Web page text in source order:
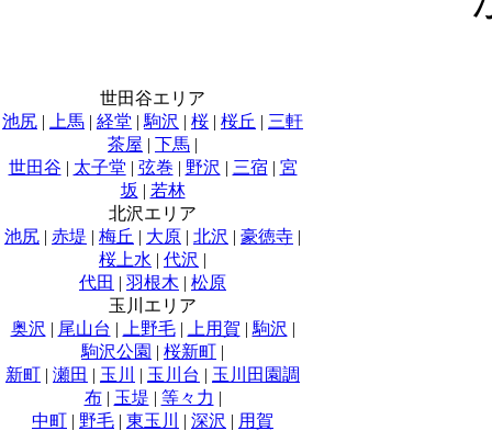
世田谷エリア
池尻 | 上馬 | 経堂 | 駒沢 | 桜 | 桜丘 | 三軒
茶屋 | 下馬 |
世田谷 | 太子堂 | 弦巻 | 野沢 | 三宿 | 宮
坂 | 若林
北沢エリア
池尻 | 赤堤 | 梅丘 | 大原 | 北沢 | 豪徳寺 |
桜上水 | 代沢 |
代田 | 羽根木 | 松原
玉川エリア
奥沢 | 尾山台 | 上野毛| 上用賀 | 駒沢 |
駒沢公園 | 桜新町 |
新町 | 瀬田 | 玉川 | 玉川台 | 玉川田園調
布| 玉堤 | 等々力 |
中町 | 野毛 | 東玉川 | 深沢 | 用賀